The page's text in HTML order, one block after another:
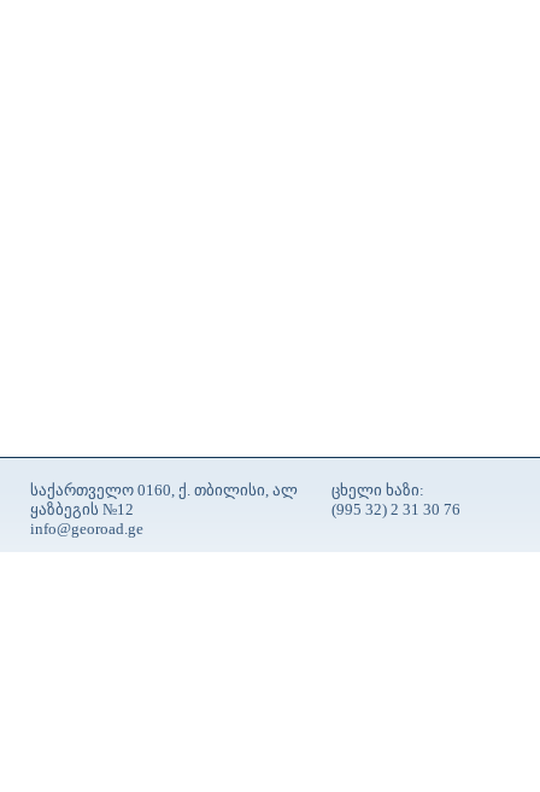
საქართველო 0160, ქ. თბილისი, ალ
ყაზბეგის №12
info@georoad.ge
ცხელი ხაზი:
(995 32) 2 31 30 76